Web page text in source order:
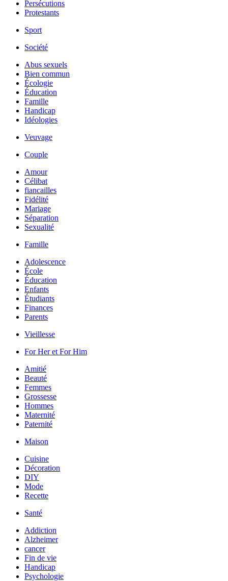
Persécutions
Protestants
Sport
Société
Abus sexuels
Bien commun
Écologie
Éducation
Famille
Handicap
Idéologies
Veuvage
Couple
Amour
Célibat
fiancailles
Fidélité
Mariage
Séparation
Sexualité
Famille
Adolescence
École
Éducation
Enfants
Étudiants
Finances
Parents
Vieillesse
For Her et For Him
Amitié
Beauté
Femmes
Grossesse
Hommes
Maternité
Paternité
Maison
Cuisine
Décoration
DIY
Mode
Recette
Santé
Addiction
Alzheimer
cancer
Fin de vie
Handicap
Psychologie